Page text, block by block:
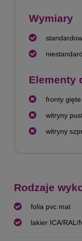
Wymiary
Elementy
fronty gięte
witryny
witryny
Rodzaje
folia pvc mat
lakier ICA/RAL/